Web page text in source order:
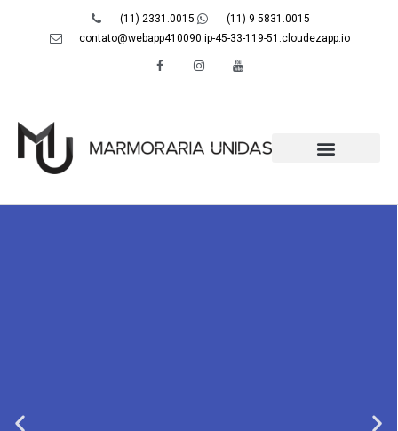
(11) 2331.0015
(11) 9 5831.0015
contato@webapp410090.ip-45-33-119-51.cloudezapp.io